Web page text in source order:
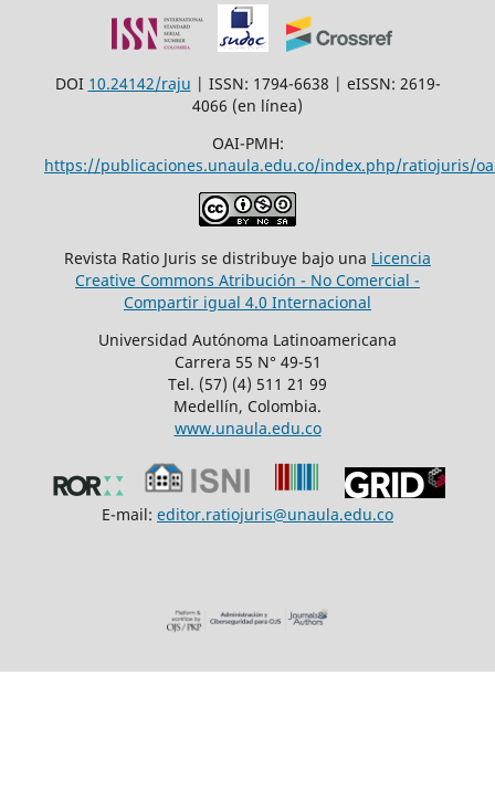
DOI 10.24142/raju | ISSN: 1794-6638 | eISSN: 2619-
4066 (en línea)
OAI-PMH:
https://publicaciones.unaula.edu.co/index.php/ratiojuris/
Revista Ratio Juris se distribuye bajo una Licencia
Creative Commons Atribución - No Comercial -
Compartir igual 4.0 Internacional
Universidad Autónoma Latinoamericana
Carrera 55 N° 49-51
Tel. (57) (4) 511 21 99
Medellín, Colombia.
www.unaula.edu.co
E-mail: editor.ratiojuris@unaula.edu.co